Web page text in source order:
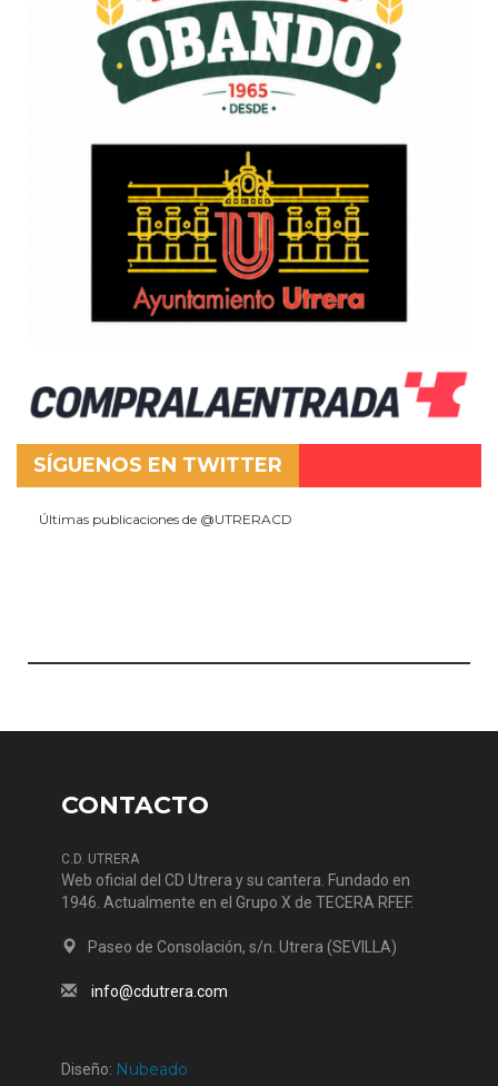
SÍGUENOS EN TWITTER
Últimas publicaciones de @UTRERACD
CONTACTO
C.D. UTRERA
Web oficial del CD Utrera y su cantera. Fundado en
1946. Actualmente en el Grupo X de TECERA RFEF.
Paseo de Consolación, s/n. Utrera (SEVILLA)
info@cdutrera.com
Diseño: Nubeado